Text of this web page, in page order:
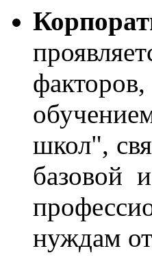
школ",
базовой
нуждам